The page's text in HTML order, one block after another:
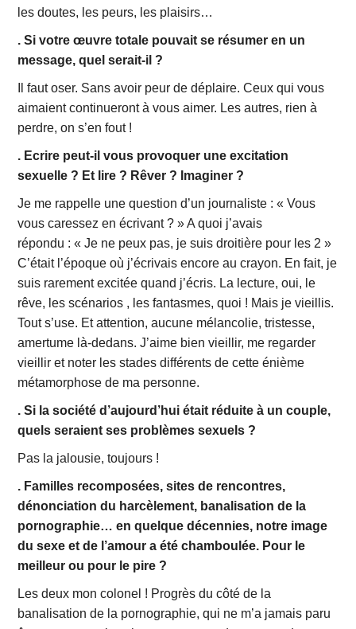
les doutes, les peurs, les plaisirs…
. Si votre œuvre totale pouvait se résumer en un
message, quel serait-il ?
Il faut oser. Sans avoir peur de déplaire. Ceux qui vous
aimaient continueront à vous aimer. Les autres, rien à
perdre, on s’en fout !
. Ecrire peut-il vous provoquer une excitation
sexuelle ? Et lire ? Rêver ? Imaginer ?
Je me rappelle une question d’un journaliste : « Vous
vous caressez en écrivant ? » A quoi j’avais
répondu : « Je ne peux pas, je suis droitière pour les 2 »
C’était l’époque où j’écrivais encore au crayon. En fait, je
suis rarement excitée quand j’écris. La lecture, oui, le
rêve, les scénarios , les fantasmes, quoi ! Mais je vieillis.
Tout s’use. Et attention, aucune mélancolie, tristesse,
amertume là-dedans. J’aime bien vieillir, me regarder
vieillir et noter les stades différents de cette énième
métamorphose de ma personne.
. Si la société d’aujourd’hui était réduite à un couple,
quels seraient ses problèmes sexuels ?
Pas la jalousie, toujours !
. Familles recomposées, sites de rencontres,
dénonciation du harcèlement, banalisation de la
pornographie… en quelque décennies, notre image
du sexe et de l’amour a été chamboulée. Pour le
meilleur ou pour le pire ?
Les deux mon colonel ! Progrès du côté de la
banalisation de la pornographie, qui ne m’a jamais paru